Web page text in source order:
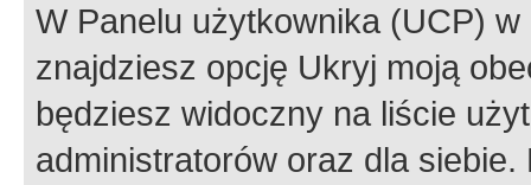
W Panelu użytkownika (UCP) w
znajdziesz opcję Ukryj moją
będziesz widoczny na liście
administratorów oraz dla